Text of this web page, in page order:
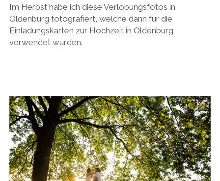
Im Herbst habe ich diese Verlobungsfotos in
Oldenburg fotografiert, welche dann für die
Einladungskarten zur Hochzeit in Oldenburg
verwendet wurden.